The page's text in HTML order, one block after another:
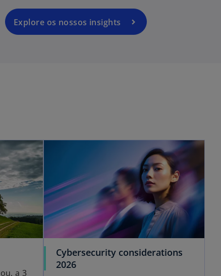
Explore os nossos insights
a 3
Cybersecurity considerations
2026